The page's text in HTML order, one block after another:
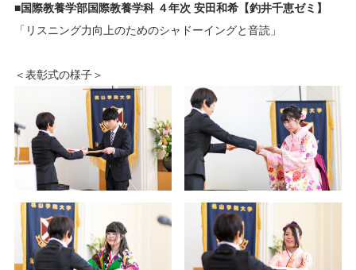
■国際教養学部国際教養学科 ４年次 安田和希【釣井千恵ゼミ】
「リスニング力向上のためのシャドーイングと音読」
＜表彰式の様子＞